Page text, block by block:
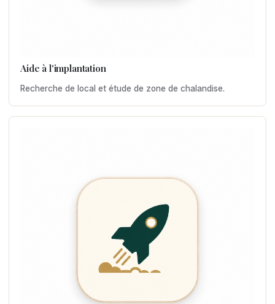
Aide à l'implantation
Recherche de local et étude de zone de chalandise.